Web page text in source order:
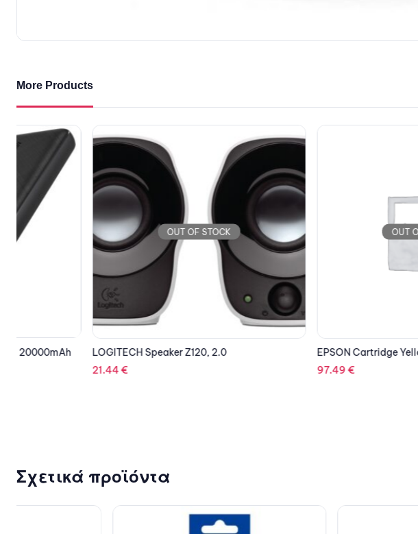
More Products
OUT OF STOCK
LOGITECH Speaker Z120, 2.0
EPSON Cartridge Yellow C13T782400
Σχετικά προϊόντα